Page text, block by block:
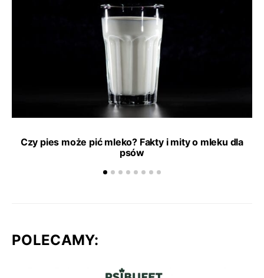
Czy pies może pić mleko? Fakty i mity o mleku dla
psów
POLECAMY: